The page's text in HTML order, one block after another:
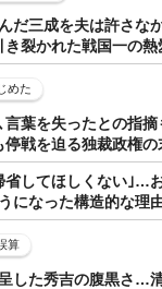
だ三成を夫は許さな
き裂かれた戦国一の熱
めた
言葉を失ったとの指
停戦を迫る独裁政権の
省してほしくない｣…
になった構造的な理
算
した秀吉の腹黒さ…